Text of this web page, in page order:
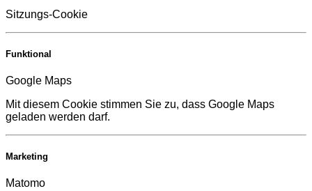
Sitzungs-Cookie
Funktional
Google Maps
Mit diesem Cookie stimmen Sie zu, dass Google Maps
geladen werden darf.
Marketing
Matomo